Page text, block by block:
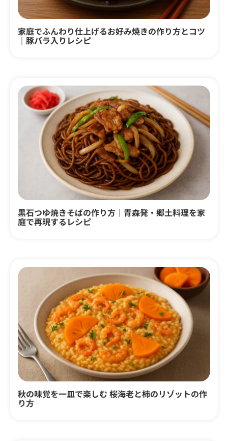
家庭でふんわり仕上げるお好み焼きの作り方とコツ
｜豚バラ入りレシピ
黒石つゆ焼きそばの作り方｜青森発・郷土料理を家
庭で再現するレシピ
秋の味覚を一皿で楽しむ 桜海老と柿のリゾットの作
り方